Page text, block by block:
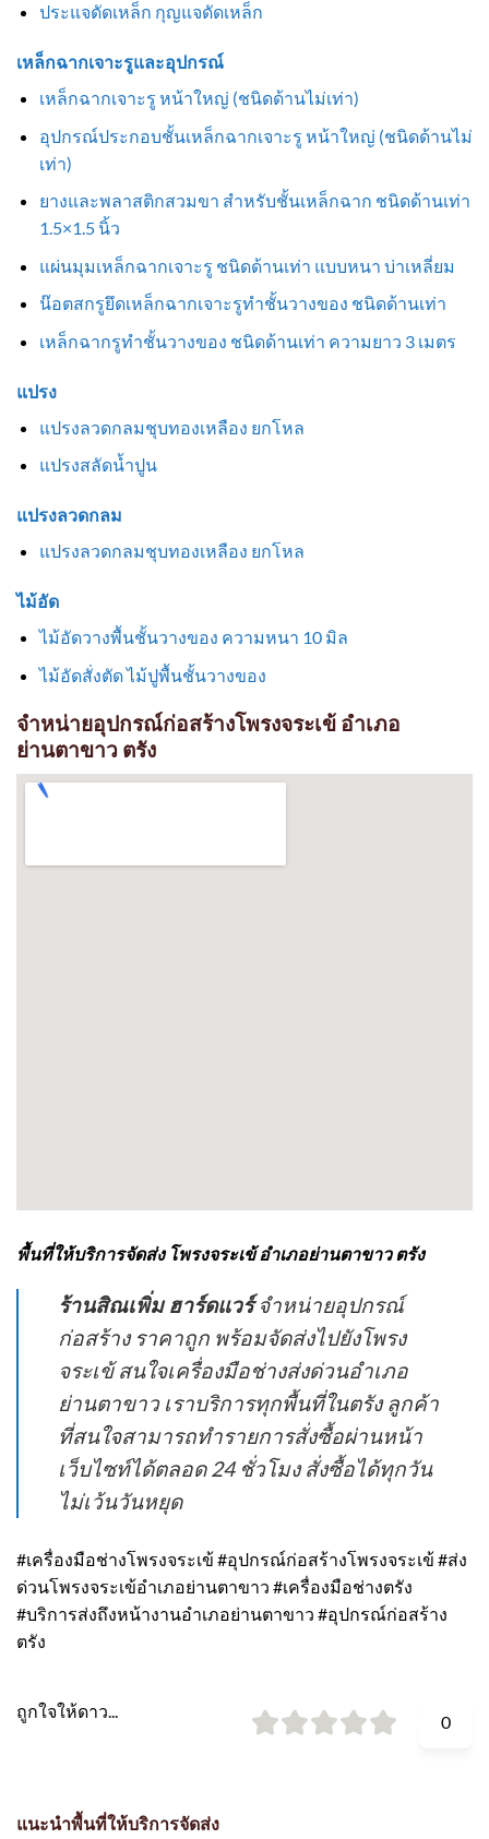
ประแจดัดเหล็ก กุญแจดัดเหล็ก
เหล็กฉากเจาะรูและอุปกรณ์
เหล็กฉากเจาะรู หน้าใหญ่ (ชนิดด้านไม่เท่า)
อุปกรณ์ประกอบชั้นเหล็กฉากเจาะรู หน้าใหญ่ (ชนิดด้านไม่
เท่า)
ยางและพลาสติกสวมขา สำหรับชั้นเหล็กฉาก ชนิดด้านเท่า
1.5×1.5 นิ้ว
แผ่นมุมเหล็กฉากเจาะรู ชนิดด้านเท่า แบบหนา บ่าเหลี่ยม
น๊อตสกรูยึดเหล็กฉากเจาะรูทำชั้นวางของ ชนิดด้านเท่า
เหล็กฉากรูทำชั้นวางของ ชนิดด้านเท่า ความยาว 3 เมตร
แปรง
แปรงลวดกลมชุบทองเหลือง ยกโหล
แปรงสลัดน้ำปูน
แปรงลวดกลม
แปรงลวดกลมชุบทองเหลือง ยกโหล
ไม้อัด
ไม้อัดวางพื้นชั้นวางของ ความหนา 10 มิล
ไม้อัดสั่งตัด ไม้ปูพื้นชั้นวางของ
จำหน่ายอุปกรณ์ก่อสร้างโพรงจระเข้ อำเภอ
ย่านตาขาว ตรัง
พื้นที่ให้บริการจัดส่ง โพรงจระเข้ อำเภอย่านตาขาว ตรัง
ร้านสิณเพิ่ม ฮาร์ดแวร์จำหน่ายอุปกรณ์
ก่อสร้าง ราคาถูก พร้อมจัดส่งไปยังโพรง
จระเข้ สนใจเครื่องมือช่างส่งด่วนอำเภอ
ย่านตาขาว เราบริการทุกพื้นที่ในตรัง ลูกค้า
ที่สนใจสามารถทำรายการสั่งซื้อผ่านหน้า
เว็บไซท์ได้ตลอด 24 ชั่วโมง สั่งซื้อได้ทุกวัน
ไม่เว้นวันหยุด
#เครื่องมือช่างโพรงจระเข้ #อุปกรณ์ก่อสร้างโพรงจระเข้ #ส่ง
ด่วนโพรงจระเข้อำเภอย่านตาขาว #เครื่องมือช่างตรัง
#บริการส่งถึงหน้างานอำเภอย่านตาขาว #อุปกรณ์ก่อสร้าง
ตรัง
ถูกใจให้ดาว...
0
แนะนำพื้นที่ให้บริการจัดส่ง